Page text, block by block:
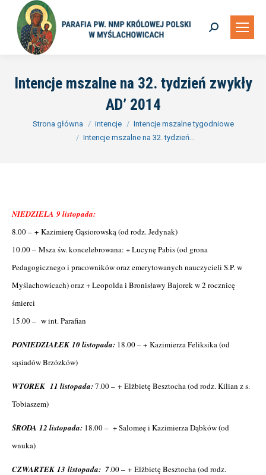
Szukaj:
Intencje mszalne na 32. tydzień zwykły
AD’ 2014
Jesteś tutaj:
Strona główna intencje
Intencje mszalne tygodniowe
Intencje mszalne na 32. tydzień…
NIEDZIELA 9 listopada:
8.00 – + Kazimierę Gąsiorowską (od rodz. Jedynak)
10.00 – Msza św. koncelebrowana: + Lucynę Pabis (od grona
Pedagogicznego i pracowników oraz emerytowanych nauczycieli S.P. w
Myślachowicach) oraz + Leopolda i Bronisławy Bajorek w 2 rocznicę
śmierci
15.00 – w int. Parafian
PONIEDZIAŁEK 10 listopada: 18.00 – + Kazimierza Feliksika (od
sąsiadów Brzózków)
WTOREK 11 listopada:7.00 – + Elżbietę Besztocha (od rodz. Kilian z s.
Tobiaszem)
ŚRODA 12 listopada: 18.00 – + Salomeę i Kazimierza Dąbków (od
wnuka)
CZWARTEK 13 listopada: 7.00 – + Elżbietę Besztocha (od rodz.